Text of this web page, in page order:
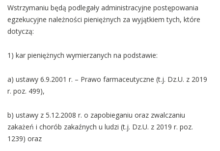
Wstrzymaniu będą podlegały administracyjne postępowania
egzekucyjne należności pieniężnych za wyjątkiem tych, które
dotyczą:
1) kar pieniężnych wymierzanych na podstawie:
a) ustawy 6.9.2001 r. – Prawo farmaceutyczne (t.j. Dz.U. z 2019
r. poz. 499),
b) ustawy z 5.12.2008 r. o zapobieganiu oraz zwalczaniu
zakażeń i chorób zakaźnych u ludzi (t.j. Dz.U. z 2019 r. poz.
1239) oraz